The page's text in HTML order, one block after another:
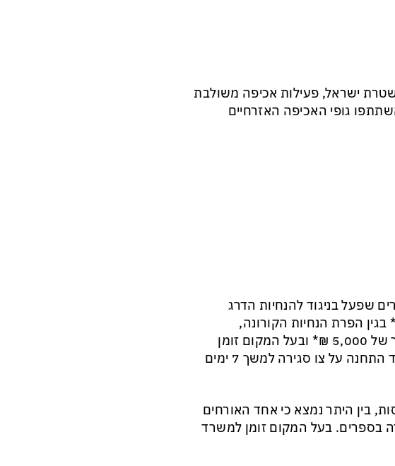
(26/10) בהובלת משטרת ישראל, פעילות אכיפה משולבת
גופי האכיפה האזרחיים
שפעל בניגוד להנחיות הדרג
בגין הפרת הנחיות הקורונה,
*למחזיקת המקום נרשם דו"ח בגין ההפרה על סך של 5,000 ₪* ובעל המקום זומן
לתחנת המשטרה לשימוע ובמסגרתו הורה *מפקד התחנה על צו סגירה למשך 7 ימים
בין היתר נמצא כי אחד האורחים
בספרים. בעל המקום זומן למשרד